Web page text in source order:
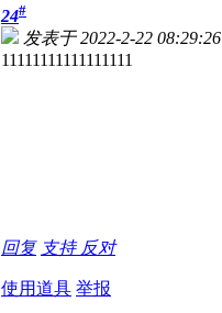
24#
发表于 2022-2-22 08:29:26
11111111111111111
回复 支持 反对
使用道具 举报